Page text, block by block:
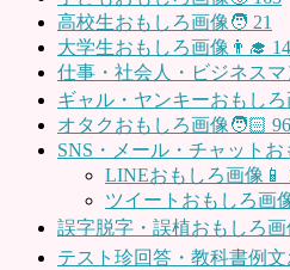
高校生おもしろ画像🧑 21
大学生おもしろ画像👨‍🎓 14
仕事・社会人・ビジネス
ギャル・ヤンキーおもしろ
オタクおもしろ画像🧑🏻 96
SNS・メール・チャットお
LINEおもしろ画像📱
ツイートおもしろ画
誤字脱字・誤植おもしろ
テスト珍回答・教科書例